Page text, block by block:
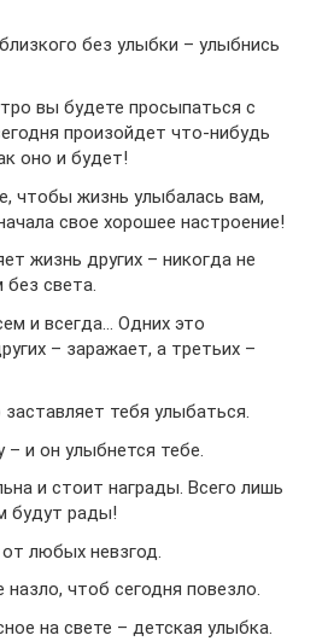
без улыбки – улыбнись
вы будете просыпаться с
произойдет что-нибудь
оно и будет!
чтобы жизнь улыбалась вам,
свое хорошее настроение!
жизнь других – никогда не
без света.
и всегда… Одних это
– заражает, а третьих –
заставляет тебя улыбаться.
– и он улыбнется тебе.
и стоит награды. Всего лишь
будут рады!
любых невзгод.
назло, чтоб сегодня повезло.
на свете – детская улыбка.